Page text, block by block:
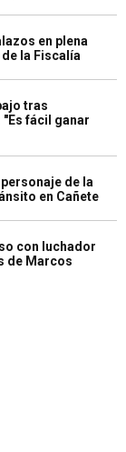
en plena
la Fiscalía
tras
fácil ganar
de la
en Cañete
con luchador
de Marcos